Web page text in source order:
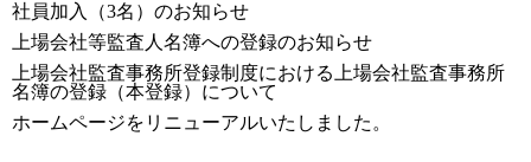
社員加入（3名）のお知らせ
上場会社等監査人名簿への登録のお知らせ
上場会社監査事務所登録制度における上場会社監査事務所
名簿の登録（本登録）について
ホームページをリニューアルいたしました。